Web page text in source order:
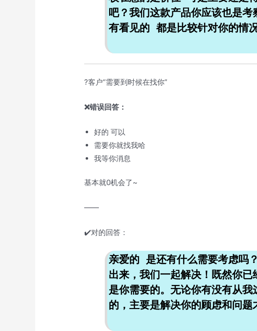
吧？我们这款产品你应该也是
有看见的 都是比较针对你的情
?客户“需要到时候在找你”
❌错误回答：
好的 可以
需要你就找我哈
我等你消息
基本就0机会了~
——
✔️对的回答：
亲爱的 是还有什么需要考虑吗
出来，我们一起解决！既然你
是你需要的。无论你有没有从
的，主要是解决你的顾虑和问题